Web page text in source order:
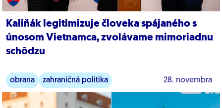
Kaliňák legitimizuje človeka spájaného s
únosom Vietnamca, zvolávame mimoriadnu
schôdzu
obrana zahraničná politika 28. novembra